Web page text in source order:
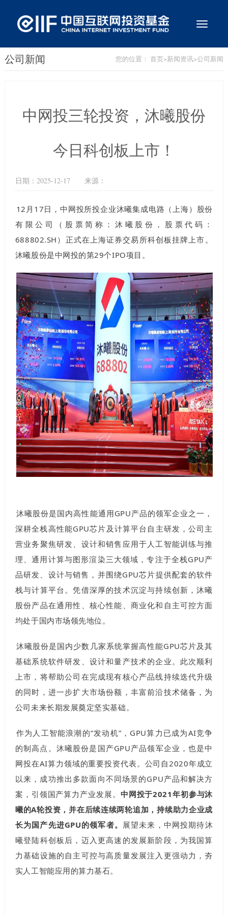
切
航
您的位置：首页>新闻资讯>公司新闻
公司新闻
中网投三轮投资，沐曦股份
今日科创板上市！
日期： 2025-12-17 来源：
12月17日，中网投所投企业沐曦集成电路（上海）股份
有限公司（股票简称：沐曦股份，股票代码：
688802.SH）正式在上海证券交易所科创板挂牌上市。
沐曦股份是中网投的第29个IPO项目。
沐曦股份是国内高性能通用GPU产品的领军企业之一，
深耕全栈高性能GPU芯片及计算平台自主研发，公司主
营业务聚焦研发、设计和销售应用于人工智能训练与推
理、通用计算与图形渲染三大领域，专注于全栈GPU产
品研发、设计与销售，并围绕GPU芯片提供配套的软件
栈与计算平台。凭借深厚的技术沉淀与持续创新，沐曦
股份产品在通用性、核心性能、商业化和自主可控方面
均处于国内市场领先地位。
沐曦股份是国内少数几家系统掌握高性能GPU芯片及其
基础系统软件研发、设计和量产技术的企业。此次顺利
上市，将帮助公司在完成现有核心产品线持续迭代升级
的同时，进一步扩大市场份额，丰富前沿技术储备，为
公司未来长期发展奠定坚实基础。
作为人工智能浪潮的“发动机”，GPU算力已成为AI竞争
的制高点。沐曦股份是国产GPU产品领军企业，也是中
网投在AI算力领域的重要投资代表。公司自2020年成立
以来，成功推出多款面向不同场景的GPU产品和解决方
案，引领国产算力产业发展。 中网投于2021年初参与沐
曦的A轮投资，并在后续连续两轮追加，持续助力企业成
长为国产先进GPU的领军者。 展望未来，中网投期待沐
曦登陆科创板后，迈入更高速的发展新阶段，为我国算
力基础设施的自主可控与高质量发展注入更强动力，夯
实人工智能应用的算力基石。